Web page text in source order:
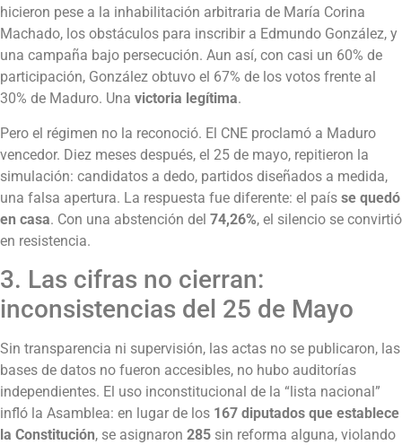
hicieron pese a la inhabilitación arbitraria de María Corina
Machado, los obstáculos para inscribir a Edmundo González, y
una campaña bajo persecución. Aun así, con casi un 60% de
participación, González obtuvo el 67% de los votos frente al
30% de Maduro. Una victoria legítima.
Pero el régimen no la reconoció. El CNE proclamó a Maduro
vencedor. Diez meses después, el 25 de mayo, repitieron la
simulación: candidatos a dedo, partidos diseñados a medida,
una falsa apertura. La respuesta fue diferente: el país se quedó
en casa. Con una abstención del 74,26%, el silencio se convirtió
en resistencia.
3. Las cifras no cierran:
inconsistencias del 25 de Mayo
Sin transparencia ni supervisión, las actas no se publicaron, las
bases de datos no fueron accesibles, no hubo auditorías
independientes. El uso inconstitucional de la “lista nacional”
infló la Asamblea: en lugar de los 167 diputados que establece
la Constitución, se asignaron 285 sin reforma alguna, violando